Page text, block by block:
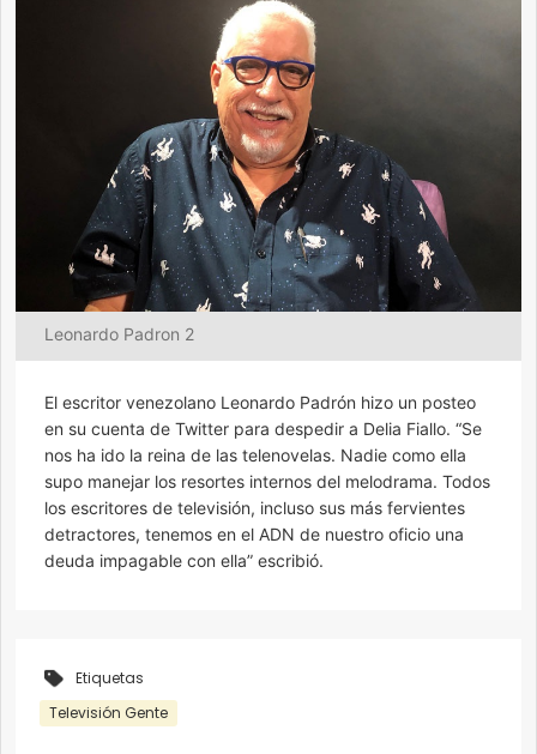
Leonardo Padron 2
El escritor venezolano Leonardo Padrón hizo un posteo
en su cuenta de Twitter para despedir a Delia Fiallo. “Se
nos ha ido la reina de las telenovelas. Nadie como ella
supo manejar los resortes internos del melodrama. Todos
los escritores de televisión, incluso sus más fervientes
detractores, tenemos en el ADN de nuestro oficio una
deuda impagable con ella” escribió.
Etiquetas
Televisión Gente